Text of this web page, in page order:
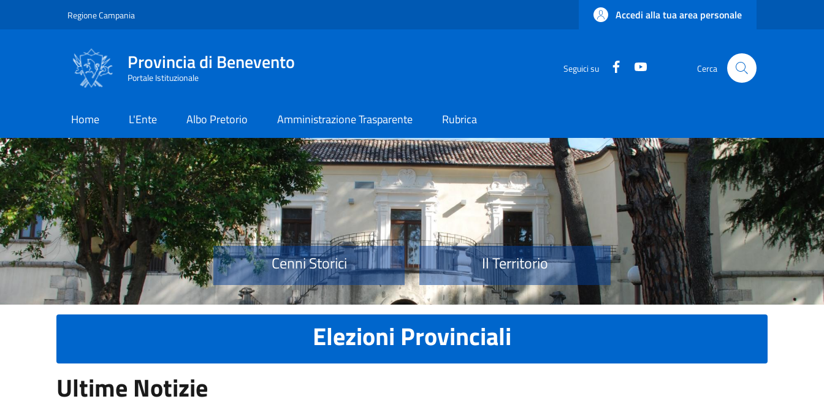
Regione Campania Accedi alla tua area personale
Provincia di Benevento
Portale Istituzionale
Seguici su Facebook Cerca
Home L'Ente Albo Pretorio Amministrazione Trasparente Rubrica
Provincia di Benevento
Cenni Storici Il Territorio
Elezioni Provinciali
Ultime Notizie